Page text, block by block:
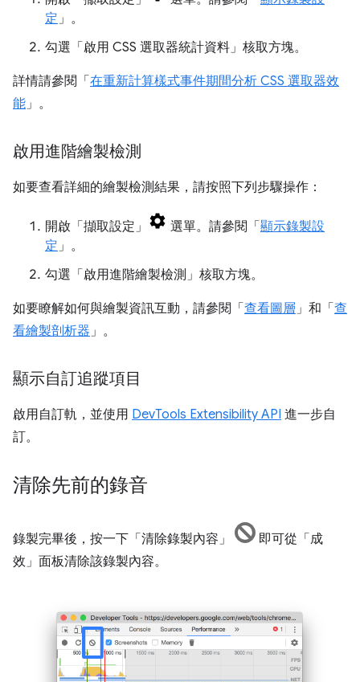
定 」。
勾選「啟用 CSS 選取器統計資料」 核取方塊。
詳情請參閱「在重新計算樣式事件期間分析 CSS 選取器效
能 」。
啟用進階繪製檢測
如要查看詳細的繪製檢測結果，請按照下列步驟操作：
開啟「擷取設定」 選單。請參閱「顯示錄製設
定 」。
勾選「啟用進階繪製檢測」 核取方塊。
如要瞭解如何與繪製資訊互動，請參閱「查看圖層 」和「查
看繪製剖析器 」。
顯示自訂追蹤項目
啟用自訂軌，並使用 DevTools Extensibility API 進一步自
訂。
清除先前的錄音
錄製完畢後，按一下「清除錄製內容」
即可從「成
效」 面板清除該錄製內容。